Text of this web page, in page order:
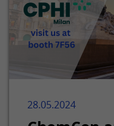
28.05.2024